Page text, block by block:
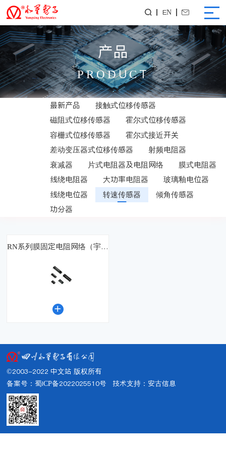
 EN 
产品
PRODUCT
最新产品
接触式位移传感器
磁阻式位移传感器
霍尔式位移传感器
容栅式位移传感器
霍尔式接近开关
差动变压器式位移传感器
射频电阻器
衰减器
片式电阻器及电阻网络
膜式电阻器
线绕电阻器
大功率电阻器
玻璃釉电位器
线绕电位器
转速传感器
倾角传感器
功分器
RN系列膜固定电阻网络（宇高）

©2003-2022 中文站 版权所有
备案号：蜀ICP备2022025510号 技术支持： 安古信息